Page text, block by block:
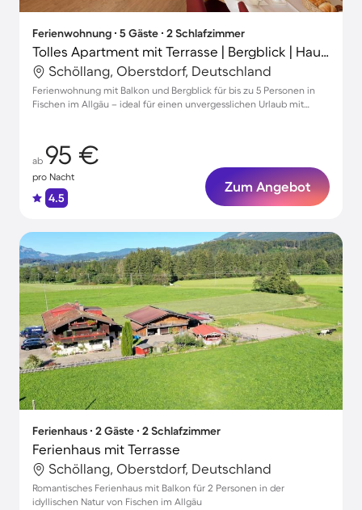
Ferienwohnung ∙ 5 Gäste ∙ 2 Schlafzimmer
Tolles Apartment mit Terrasse | Bergblick | Haustiere sind willkommen
Schöllang, Oberstdorf, Deutschland
Ferienwohnung mit Balkon und Bergblick für bis zu 5 Personen in
Fischen im Allgäu – ideal für einen unvergesslichen Urlaub mit
ab 95 €
pro Nacht
4.5
Zum Angebot
Ferienhaus ∙ 2 Gäste ∙ 2 Schlafzimmer
Ferienhaus mit Terrasse
Schöllang, Oberstdorf, Deutschland
Romantisches Ferienhaus mit Balkon für 2 Personen in der
idyllischen Natur von Fischen im Allgäu